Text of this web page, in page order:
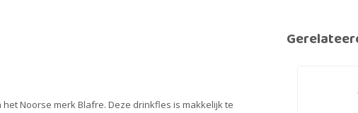
Noorse merk Blafre. Deze drinkfles is makkelijk te